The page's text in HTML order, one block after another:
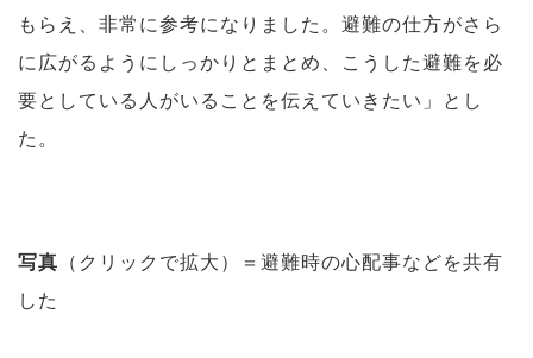
もらえ、非常に参考になりました。避難の仕方がさら
に広がるようにしっかりとまとめ、こうした避難を必
要としている人がいることを伝えていきたい」とし
た。
写真 （クリックで拡大）＝避難時の心配事などを共有
した